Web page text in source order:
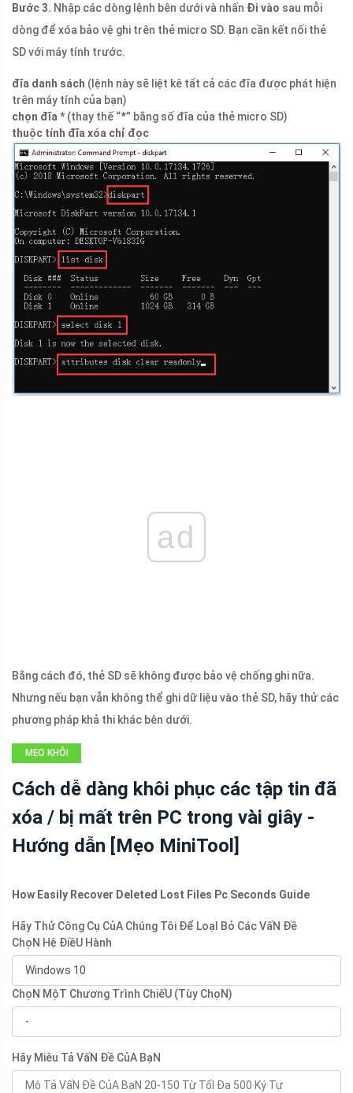
Bước 3. Nhập các dòng lệnh bên dưới và nhấn Đi vào sau mỗi
dòng để xóa bảo vệ ghi trên thẻ micro SD. Bạn cần kết nối thẻ
SD với máy tính trước.
đĩa danh sách (lệnh này sẽ liệt kê tất cả các đĩa được phát hiện
trên máy tính của bạn)
chọn đĩa *(thay thế “*” bằng số đĩa của thẻ micro SD)
thuộc tính đĩa xóa chỉ đọc
ad
Bằng cách đó, thẻ SD sẽ không được bảo vệ chống ghi nữa.
Nhưng nếu bạn vẫn không thể ghi dữ liệu vào thẻ SD, hãy thử các
phương pháp khả thi khác bên dưới.
MẸO KHÔI
Cách dễ dàng khôi phục các tập tin đã
xóa / bị mất trên PC trong vài giây -
Hướng dẫn [Mẹo MiniTool]
How Easily Recover Deleted Lost Files Pc Seconds Guide
Hãy Thử Công Cụ CủA Chúng Tôi Để LoạI Bỏ Các VấN Đề
ChọN Hệ ĐiềU Hành
ChọN MộT Chương Trình ChiếU (Tùy ChọN)
Hãy Miêu Tả VấN Đề CủA BạN